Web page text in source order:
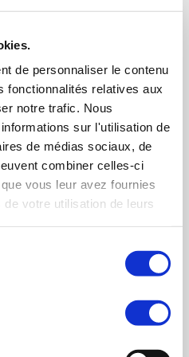
de personnaliser le contenu
fonctionnalités relatives aux
notre trafic. Nous
sur l'utilisation de
de médias sociaux, de
combiner celles-ci
vous leur avez fournies
votre utilisation de leurs
à la construction d’un
site d’ArcelorMittal à Gand,
le 20 avril dernier. Cette
capacité éolienne d’Engie
mégawatts (MW). Le
500 MW d’éolien
alimenter la consommation
plus de 70 millions de
entre le Groupe